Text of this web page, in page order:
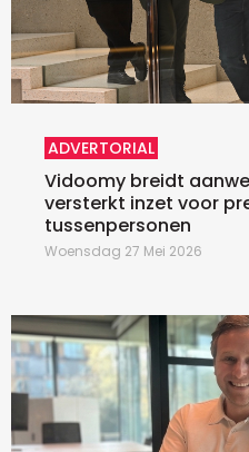
ADVERTORIAL
Vidoomy breidt
versterkt inzet voor
tussenpersonen
Woensdag 27 Mei 2026